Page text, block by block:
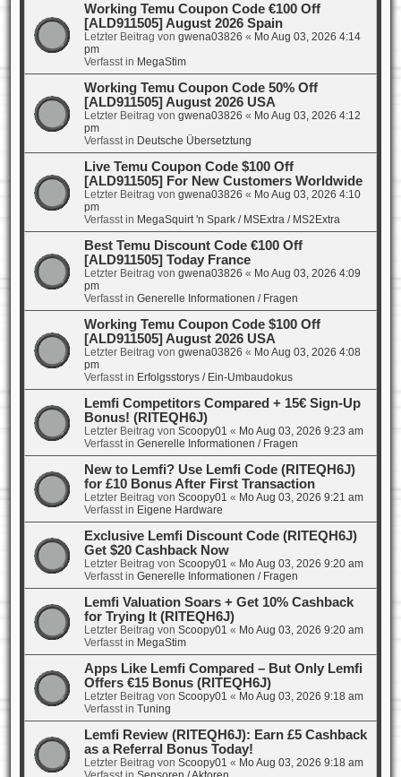
Working Temu Coupon Code €100 Off
[ALD911505] August 2026 Spain
Letzter Beitrag von gwena03826 « Mo Aug 03, 2026 4:14
pm
Verfasst in MegaStim
Working Temu Coupon Code 50% Off
[ALD911505] August 2026 USA
Letzter Beitrag von gwena03826 « Mo Aug 03, 2026 4:12
pm
Verfasst in Deutsche Übersetztung
Live Temu Coupon Code $100 Off
[ALD911505] For New Customers Worldwide
Letzter Beitrag von gwena03826 « Mo Aug 03, 2026 4:10
pm
Verfasst in MegaSquirt 'n Spark / MSExtra / MS2Extra
Best Temu Discount Code €100 Off
[ALD911505] Today France
Letzter Beitrag von gwena03826 « Mo Aug 03, 2026 4:09
pm
Verfasst in Generelle Informationen / Fragen
Working Temu Coupon Code $100 Off
[ALD911505] August 2026 USA
Letzter Beitrag von gwena03826 « Mo Aug 03, 2026 4:08
pm
Verfasst in Erfolgsstorys / Ein-Umbaudokus
Lemfi Competitors Compared + 15€ Sign-Up
Bonus! (RITEQH6J)
Letzter Beitrag von Scoopy01 « Mo Aug 03, 2026 9:23 am
Verfasst in Generelle Informationen / Fragen
New to Lemfi? Use Lemfi Code (RITEQH6J)
for £10 Bonus After First Transaction
Letzter Beitrag von Scoopy01 « Mo Aug 03, 2026 9:21 am
Verfasst in Eigene Hardware
Exclusive Lemfi Discount Code (RITEQH6J)
Get $20 Cashback Now
Letzter Beitrag von Scoopy01 « Mo Aug 03, 2026 9:20 am
Verfasst in Generelle Informationen / Fragen
Lemfi Valuation Soars + Get 10% Cashback
for Trying It (RITEQH6J)
Letzter Beitrag von Scoopy01 « Mo Aug 03, 2026 9:20 am
Verfasst in MegaStim
Apps Like Lemfi Compared – But Only Lemfi
Offers €15 Bonus (RITEQH6J)
Letzter Beitrag von Scoopy01 « Mo Aug 03, 2026 9:18 am
Verfasst in Tuning
Lemfi Review (RITEQH6J): Earn £5 Cashback
as a Referral Bonus Today!
Letzter Beitrag von Scoopy01 « Mo Aug 03, 2026 9:18 am